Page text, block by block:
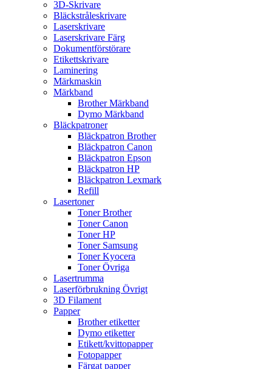
3D-Skrivare
Bläckstråleskrivare
Laserskrivare
Laserskrivare Färg
Dokumentförstörare
Etikettskrivare
Laminering
Märkmaskin
Märkband
Brother Märkband
Dymo Märkband
Bläckpatroner
Bläckpatron Brother
Bläckpatron Canon
Bläckpatron Epson
Bläckpatron HP
Bläckpatron Lexmark
Refill
Lasertoner
Toner Brother
Toner Canon
Toner HP
Toner Samsung
Toner Kyocera
Toner Övriga
Lasertrumma
Laserförbrukning Övrigt
3D Filament
Papper
Brother etiketter
Dymo etiketter
Etikett/kvittopapper
Fotopapper
Färgat papper